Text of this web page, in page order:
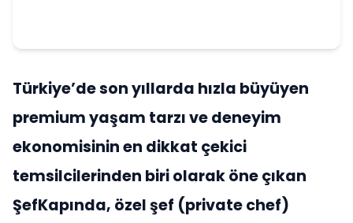
Türkiye’de son yıllarda hızla büyüyen
premium yaşam tarzı ve deneyim
ekonomisinin en dikkat çekici
temsilcilerinden biri olarak öne çıkan
ŞefKapında, özel şef (private chef)